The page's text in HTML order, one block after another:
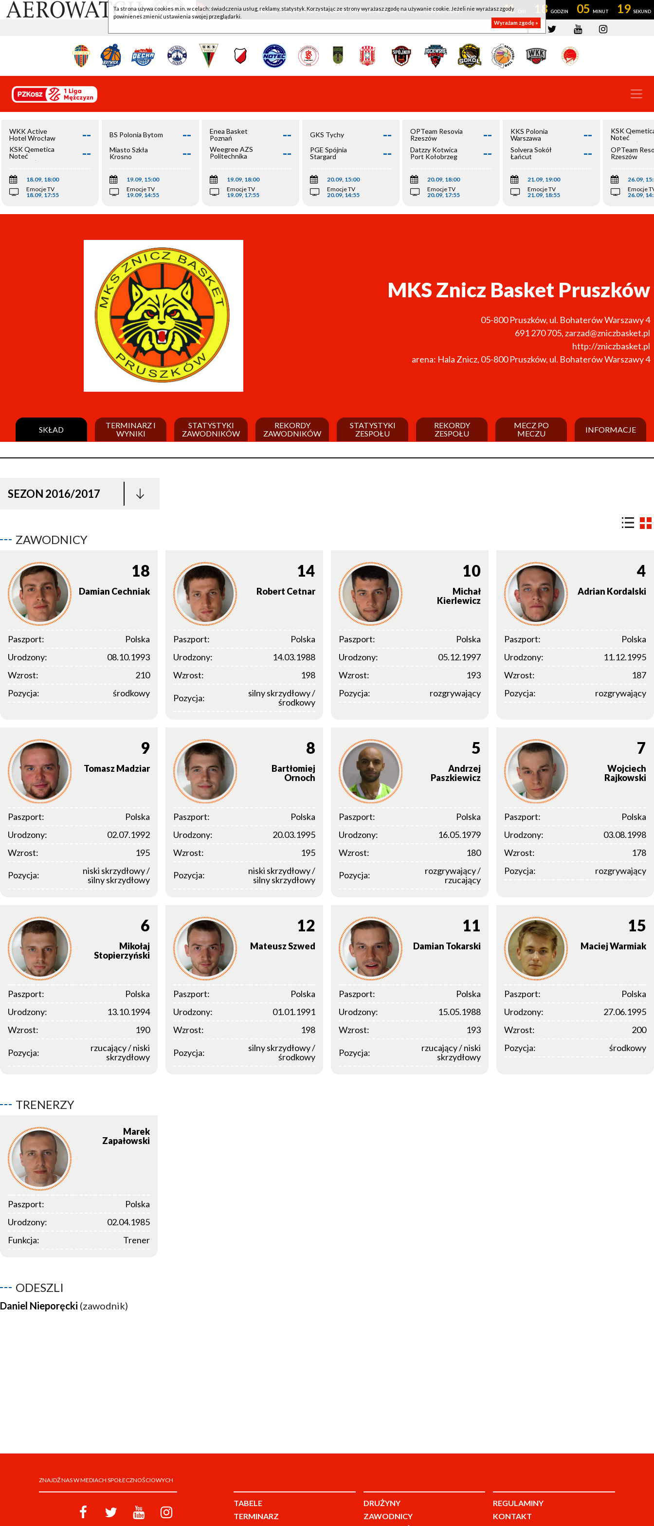
WKK ACTIVE HOTEL WROCŁAW - KSK QEMETICA NOTEĆ INOWROCŁAW 41 18 05 18
WKK Active
Hotel Wrocław
--
KSK Qemetica
Noteć
Inowrocław
--
18.09, 18:00
Emocje TV
18.09, 17:55
BS Polonia Bytom --
Miasto Szkła
Krosno
--
19.09, 15:00
Emocje TV
19.09, 14:55
Enea Basket
Poznań
--
Weegree AZS
Politechnika
--
19.09, 18:00
Emocje TV
19.09, 17:55
GKS Tychy --
PGE Spójnia
Stargard
--
20.09, 15:00
Emocje TV
20.09, 14:55
OPTeam Resovia
Rzeszów
--
Datzzy Kotwica
Port Kołobrzeg
--
20.09, 18:00
Emocje TV
20.09, 17:55
KKS Polonia
Warszawa
--
Solvera Sokół
Łańcut
--
21.09, 19:00
Emocje TV
21.09, 18:55
KSK
Noteć
Inowrocław
OPTeam
Rzeszów
26.09,
Emocje
26.09,
MKS Znicz Basket Pruszków
05-800 Pruszków, ul. Bohaterów Warszawy 4
691 270 705, zarzad@zniczbasket.pl
http://zniczbasket.pl
arena: Hala Znicz, 05-800 Pruszków, ul. Bohaterów Warszawy 4
SKŁAD
TERMINARZ I
WYNIKI
STATYSTYKI
ZAWODNIKÓW
REKORDY
ZAWODNIKÓW
STATYSTYKI
ZESPOŁU
REKORDY
ZESPOŁU
MECZ PO
MECZU
INFORMACJE
SEZON 2016/2017
ZAWODNICY
18
Damian Cechniak
Paszport:
Polska
Urodzony:
08.10.1993
Wzrost:
210
Pozycja:
środkowy
14
Robert Cetnar
Paszport:
Polska
Urodzony:
14.03.1988
Wzrost:
198
Pozycja:
silny skrzydłowy /
środkowy
10
Michał
Kierlewicz
Paszport:
Polska
Urodzony:
05.12.1997
Wzrost:
193
Pozycja:
rozgrywający
4
Adrian Kordalski
Paszport:
Polska
Urodzony:
11.12.1995
Wzrost:
187
Pozycja:
rozgrywający
9
Tomasz Madziar
Paszport:
Polska
Urodzony:
02.07.1992
Wzrost:
195
Pozycja:
niski skrzydłowy /
silny skrzydłowy
8
Bartłomiej
Ornoch
Paszport:
Polska
Urodzony:
20.03.1995
Wzrost:
195
Pozycja:
niski skrzydłowy /
silny skrzydłowy
5
Andrzej
Paszkiewicz
Paszport:
Polska
Urodzony:
16.05.1979
Wzrost:
180
Pozycja:
rozgrywający /
rzucający
7
Wojciech
Rajkowski
Paszport:
Polska
Urodzony:
03.08.1998
Wzrost:
178
Pozycja:
rozgrywający
6
Mikołaj
Stopierzyński
Paszport:
Polska
Urodzony:
13.10.1994
Wzrost:
190
Pozycja:
rzucający / niski
skrzydłowy
12
MateuszSzwed
Paszport:
Polska
Urodzony:
01.01.1991
Wzrost:
198
Pozycja:
silny skrzydłowy /
środkowy
11
Damian Tokarski
Paszport:
Polska
Urodzony:
15.05.1988
Wzrost:
193
Pozycja:
rzucający / niski
skrzydłowy
15
MaciejWarmiak
Paszport:
Polska
Urodzony:
27.06.1995
Wzrost:
200
Pozycja:
środkowy
TRENERZY
Marek
Zapałowski
Paszport:
Polska
Urodzony:
02.04.1985
Funkcja:
Trener
ODESZLI
Daniel Nieporęcki (zawodnik)
ZNAJDŹ NAS W MEDIACH SPOŁECZNOŚCIOWYCH
TABELE
TERMINARZ
DRUŻYNY
ZAWODNICY
REGULAMINY
KONTAKT
Ta strona używa cookies m.in. w celach: świadczenia usług, reklamy, statystyk. Korzystając ze strony wyrażasz zgodę na używanie cookie. Jeżeli nie wyrażasz zgody
powinieneś zmienić ustawienia swojej przeglądarki.
Wyrażam zgodę »